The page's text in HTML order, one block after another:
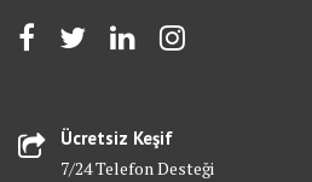
Ücretsiz Keşif
7/24 Telefon Desteği